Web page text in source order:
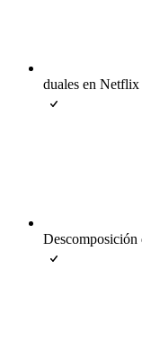
duales en
Descomposición